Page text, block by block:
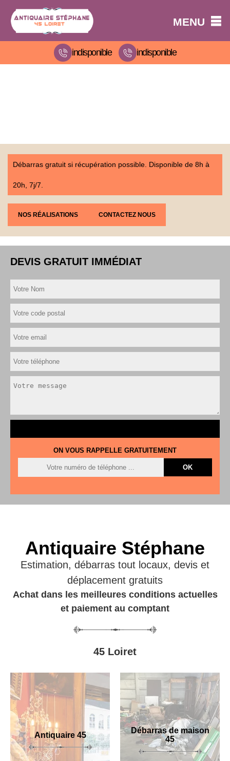
MENU
indisponible indisponible
Débarras gratuit si récupération possible. Disponible de 8h à
20h, 7j/7.
NOS RÉALISATIONS CONTACTEZ NOUS
DEVIS GRATUIT IMMÉDIAT
ON VOUS RAPPELLE GRATUITEMENT
Antiquaire Stéphane
Estimation, débarras tout locaux, devis et
déplacement gratuits
Achat dans les meilleures conditions actuelles
et paiement au comptant
45 Loiret
Antiquaire 45
Débarras de maison
45